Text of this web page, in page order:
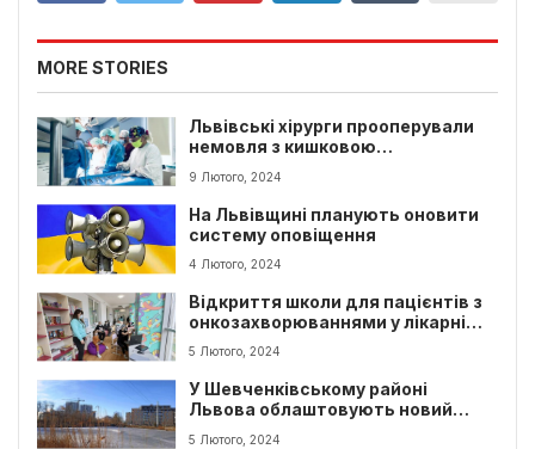
MORE STORIES
Львівські хірурги прооперували
немовля з кишковою
недостатністю
9 Лютого, 2024
На Львівщині планують оновити
систему оповіщення
4 Лютого, 2024
Відкриття школи для пацієнтів з
онкозахворюваннями у лікарні
св.Миколая
5 Лютого, 2024
У Шевченківському районі
Львова облаштовують новий
парк з озером
5 Лютого, 2024